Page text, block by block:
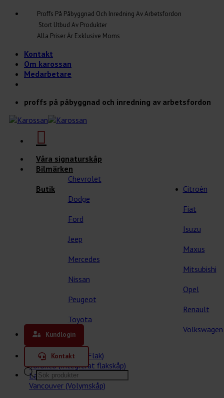
Skip
Proffs På Påbyggnad Och Inredning Av Arbetsfordon
Stort Utbud Av Produkter
Alla Priser Är Exklusive Moms
Kontakt
Om karossan
Medarbetare
proffs på påbyggnad och inredning av arbetsfordon
Våra signaturskåp
Bilmärken
Chevrolet
Citroèn
Dodge
Fiat
Ford
Isuzu
Jeep
Maxus
Mercedes
Mitsubishi
Nissan
Opel
Peugeot
Renault
Toyota
Volkswagen
Butik
Våra kåpor
Chicago (Pickup / Flak)
Toronto (Integrerat flakskåp)
Las Vegas (Lättviktskåp)
Vancouver (Volymskåp)
Kundlogin
Kontakt
Products
search